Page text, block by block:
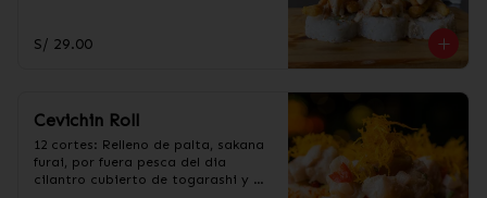
S/ 29.00
Cevichin Roll
12 cortes: Relleno de palta, sakana
furai, por fuera pesca del dia
cilantro cubierto de togarashi y